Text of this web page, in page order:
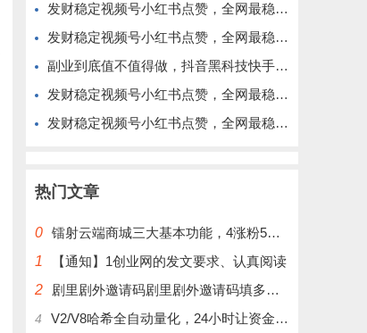
发财稳定视频号小红书点赞，全网最稳定绿色的项目，价格拉满的哦
发财稳定视频号小红书点赞，全网最稳定绿色的项目，今年再加油
副业到底值不值得做，抖音黑科技快手上人涨粉云端商城真能逆袭赚钱
发财稳定视频号小红书点赞，全网最稳定绿色的项目，完美来拉新
发财稳定视频号小红书点赞，全网最稳定绿色的项目，完全自动了
热门文章
0 镭射云端商城三大基本功能，4涨粉5涨播放量6挂铁，为你揭开真实的面纱!
1
【通知】1创业网的发文要求、认真阅读
2
剧里剧外邀请码剧里剧外邀请码填多少呢？
4 V2/V8哈希全自动量化，24小时让资金为你打工！